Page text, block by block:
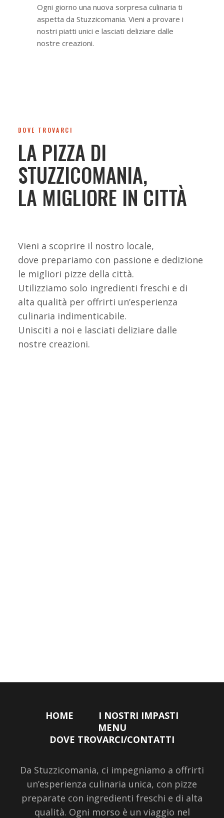
Ogni giorno una nuova sorpresa culinaria ti
aspetta da Stuzzicomania. Vieni a provare i
nostri piatti unici e lasciati deliziare dalle
nostre creazioni.
DOVE TROVARCI
LA PIZZA DI
STUZZICOMANIA,
LA MIGLIORE IN CITTÀ
Vieni a scoprire il nostro locale,
dove prepariamo con passione e dedizione
le migliori pizze della città.
Utilizziamo solo ingredienti freschi e di
alta qualità per offrirti un’esperienza
culinaria indimenticabile.
Unisciti a noi e lasciati deliziare dalle
nostre creazioni.
HOME
I NOSTRI IMPASTI
MENU
DOVE TROVARCI/CONTATTI
Da Stuzzicomania, ci impegniamo a offrirti
un’esperienza culinaria unica, con pizze
preparate con ingredienti freschi e di alta
qualità. Ogni morso è un viaggio nel